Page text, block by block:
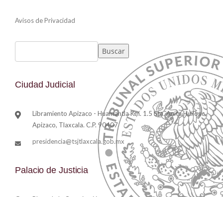
Avisos de Privacidad
Buscar
Ciudad Judicial
Libramiento Apizaco - Huamantla Km. 1.5 Sta. Anita Huiloac,
Apizaco, Tlaxcala. C.P. 90407
presidencia@tsjtlaxcala.gob.mx
Palacio de Justicia